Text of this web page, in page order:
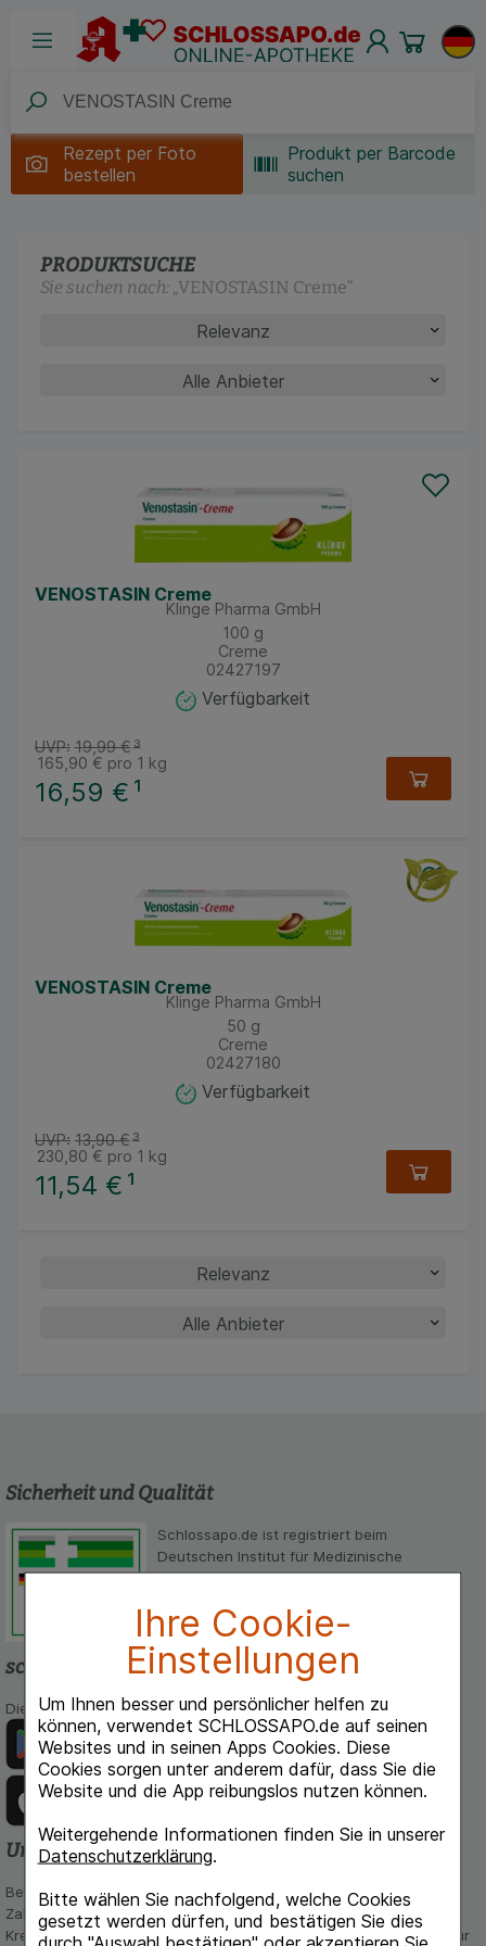
Ihre Cookie-
Einstellungen
Um Ihnen besser und persönlicher helfen zu
können, verwendet SCHLOSSAPO.de auf seinen
Websites und in seinen Apps Cookies. Diese
Cookies sorgen unter anderem dafür, dass Sie die
Website und die App reibungslos nutzen können.
Weitergehende Informationen finden Sie in unserer
Datenschutzerklärung.
Bitte wählen Sie nachfolgend, welche Cookies
gesetzt werden dürfen, und bestätigen Sie dies
Rezept per Foto
bestellen
Produkt per Barcode
suchen
PRODUKTSUCHE
Sie suchen nach: „VENOSTASIN Creme“
VENOSTASIN Creme
Klinge Pharma GmbH
100 g
Creme
02427197
Verfügbarkeit
16,59 € ¹
UVP: 19,99 €³
165,90 € pro 1 kg
VENOSTASIN Creme
Klinge Pharma GmbH
50 g
Creme
02427180
Verfügbarkeit
11,54 € ¹
UVP: 13,90 €³
230,80 € pro 1 kg
Sicherheit und Qualität
Schlossapo.de ist registriert beim
Deutschen Institut für Medizinische
Dokumentation und Information.
schlossapo.de-App
Die App von schlossapo.de jetzt mit E-Rezept-Scanner
Unsere Zahlungsarten
Bequem und sicher - Wählen Sie aus unseren verschiedenen
Zahlungsmöglichkeiten:
Kreditkarte, PayPal,Vorkasse, iDeal, Bancontact und Rechnung (für